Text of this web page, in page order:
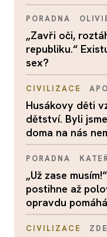
PORADNA
„Zavři oči,
republiku.“
sex?
CIVILIZACE
Husákovy děti
dětství. Byli
doma na nás
PORADNA
„Už zase
postihne až
opravdu pomáhá
CIVILIZACE